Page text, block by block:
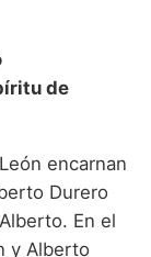
de
encarnan
Durero
En el
y Alberto